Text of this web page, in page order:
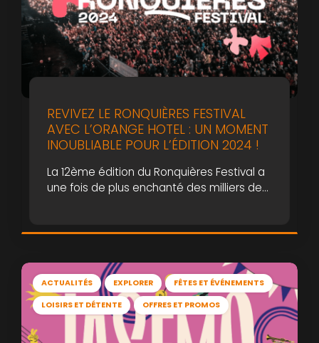
REVIVEZ LE RONQUIÈRES FESTIVAL
AVEC L’ORANGE HOTEL : UN MOMENT
INOUBLIABLE POUR L’ÉDITION 2024 !
La 12ème édition du Ronquières Festival a
une fois de plus enchanté des milliers de
musique, d’émotions et de partage.
ACTUALITÉS EXPLORER FÊTES ET ÉVÉNEMENTS
LOISIRS ET DÉTENTE OFFRES ET PROMOS